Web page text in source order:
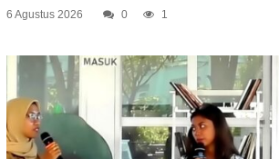
6 Agustus 2026 0 1